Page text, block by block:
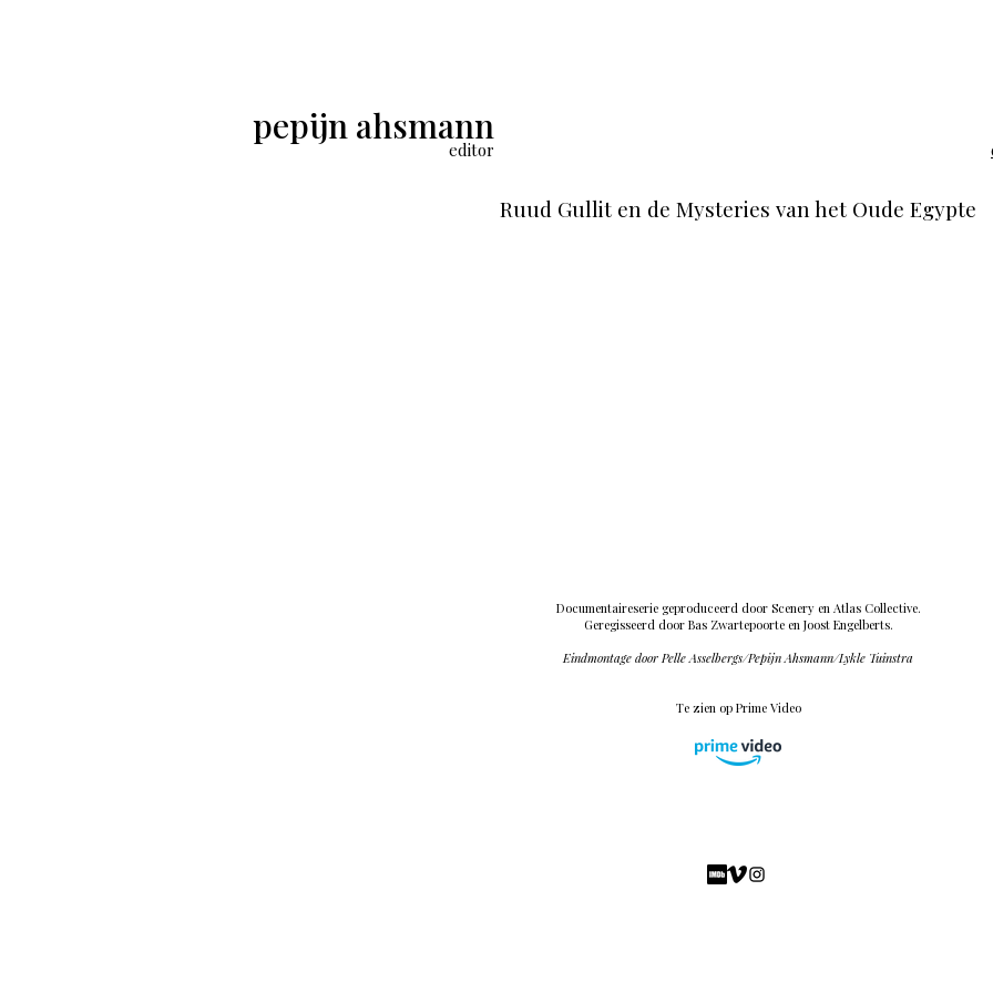
pepijn ahsmann
editor
Ruud Gullit en de Mysteries van het Oude Egypte
Documentaireserie geproduceerd door Scenery en Atlas Collective.
Geregisseerd door Bas Zwartepoorte en Joost Engelberts.
Eindmontage door Pelle Asselbergs/Pepijn Ahsmann/Lykle Tuinstra
Te zien op Prime Video